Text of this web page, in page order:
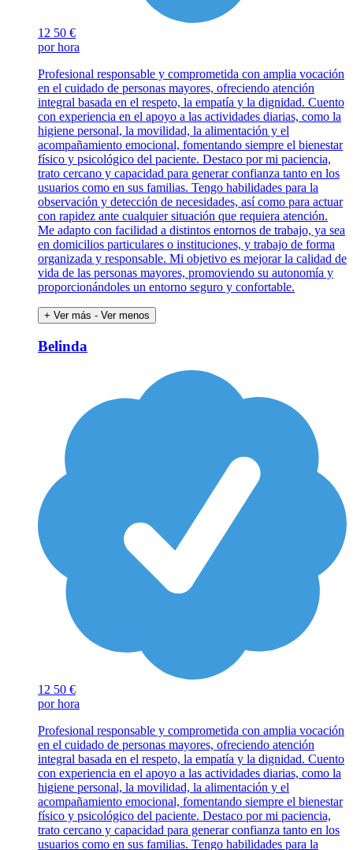
12 50 €
por hora
Profesional responsable y comprometida con amplia vocación
en el cuidado de personas mayores, ofreciendo atención
integral basada en el respeto, la empatía y la dignidad. Cuento
con experiencia en el apoyo a las actividades diarias, como la
higiene personal, la movilidad, la alimentación y el
acompañamiento emocional, fomentando siempre el bienestar
físico y psicológico del paciente. Destaco por mi paciencia,
trato cercano y capacidad para generar confianza tanto en los
usuarios como en sus familias. Tengo habilidades para la
observación y detección de necesidades, así como para actuar
con rapidez ante cualquier situación que requiera atención.
Me adapto con facilidad a distintos entornos de trabajo, ya sea
en domicilios particulares o instituciones, y trabajo de forma
organizada y responsable. Mi objetivo es mejorar la calidad de
vida de las personas mayores, promoviendo su autonomía y
proporcionándoles un entorno seguro y confortable.
+ Ver más - Ver menos
Belinda
12 50 €
por hora
Profesional responsable y comprometida con amplia vocación
en el cuidado de personas mayores, ofreciendo atención
integral basada en el respeto, la empatía y la dignidad. Cuento
con experiencia en el apoyo a las actividades diarias, como la
higiene personal, la movilidad, la alimentación y el
acompañamiento emocional, fomentando siempre el bienestar
físico y psicológico del paciente. Destaco por mi paciencia,
trato cercano y capacidad para generar confianza tanto en los
usuarios como en sus familias. Tengo habilidades para la